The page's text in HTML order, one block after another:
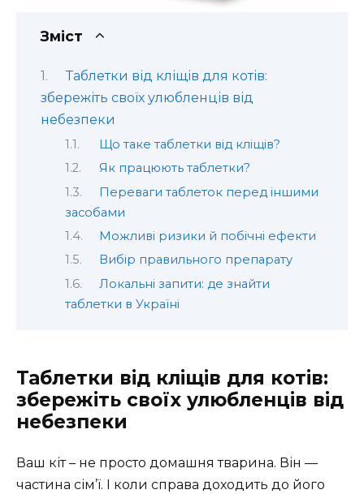
Зміст
Таблетки від кліщів для котів:
збережіть своїх улюбленців від
небезпеки
Що таке таблетки від кліщів?
Як працюють таблетки?
Переваги таблеток перед іншими
засобами
Можливі ризики й побічні ефекти
Вибір правильного препарату
Локальні запити: де знайти
таблетки в Україні
Таблетки від кліщів для котів:
збережіть своїх улюбленців від
небезпеки
Ваш кіт – не просто домашня тварина. Він —
частина сім’ї. І коли справа доходить до його